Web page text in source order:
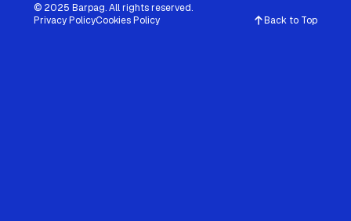
© 2025 Barpag. All rights reserved.
Privacy PolicyCookies Policy Back to Top